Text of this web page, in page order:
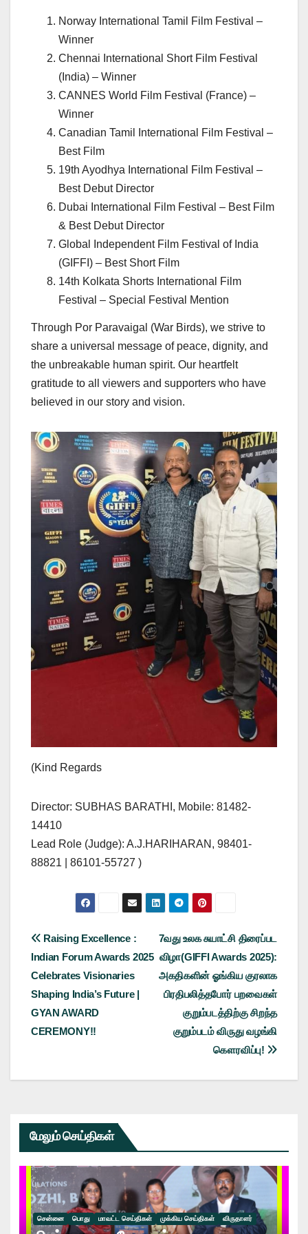
Norway International Tamil Film Festival –
Winner
Chennai International Short Film Festival
(India) – Winner
CANNES World Film Festival (France) –
Winner
Canadian Tamil International Film Festival –
Best Film
19th Ayodhya International Film Festival –
Best Debut Director
Dubai International Film Festival – Best Film
& Best Debut Director
Global Independent Film Festival of India
(GIFFI) – Best Short Film
14th Kolkata Shorts International Film
Festival – Special Festival Mention
Through Por Paravaigal (War Birds), we strive to
share a universal message of peace, dignity, and
the unbreakable human spirit. Our heartfelt
gratitude to all viewers and supporters who have
believed in our story and vision.
(Kind Regards
Director: SUBHAS BARATHI, Mobile: 81482-
14410
Lead Role (Judge): A.J.HARIHARAN, 98401-
88821 | 86101-55727 )
Post
navigation
7வது உலக சுயாட்சி திரைப்பட
விழா(GIFFI Awards 2025):
அகதிகளின் ஓங்கிய குரலாக
பிரதிபலித்தபோர் பறவைகள்
குறும்படத்திற்கு சிறந்த
குறும்படம் விருது வழங்கி
கௌரவிப்பு!
Raising Excellence :
Indian Forum Awards 2025
Celebrates Visionaries
Shaping India’s Future |
GYAN AWARD
CEREMONY!!
மேலும் செய்திகள்
சென்னை பொது மாவட்ட செய்திகள் முக்கிய செய்திகள் விருதாளர்